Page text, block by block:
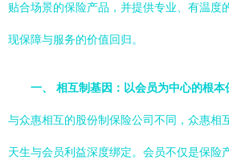
贴合场景的保险产品，并提供专业、有温度
现保障与服务的价值回归。
一、 相互制基因：以会员为中心的根本
与众惠相互的股份制保险公司不同，众惠相
天生与会员利益深度绑定。会员不仅是保险